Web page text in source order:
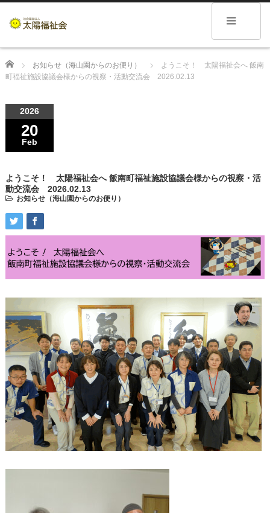
Home お知らせ（海山園からのお便り）
ようこそ！ 太陽福祉会へ 飯南
町福祉施設協議会様からの視察・活動交流会 2026.02.13
2026
20
Feb
ようこそ！ 太陽福祉会へ 飯南町福祉施設協議会様からの視察・活
動交流会 2026.02.13
お知らせ（海山園からのお便り）